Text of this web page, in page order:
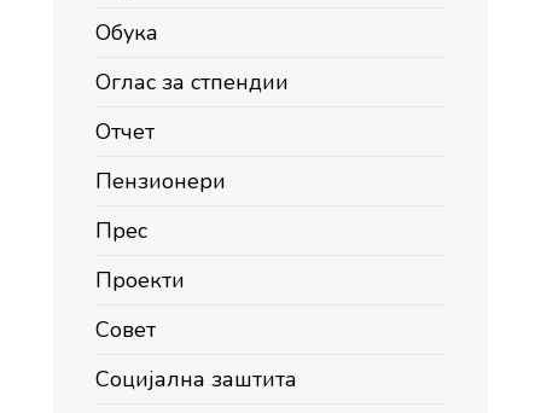
Обука
Оглас за стпендии
Отчет
Пензионери
Прес
Проекти
Совет
Социјална заштита